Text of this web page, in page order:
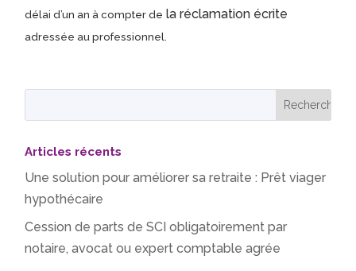
délai d’un an à compter de la réclamation écrite
adressée au professionnel.
Articles récents
Une solution pour améliorer sa retraite : Prêt viager
hypothécaire
Cession de parts de SCI obligatoirement par
notaire, avocat ou expert comptable agrée